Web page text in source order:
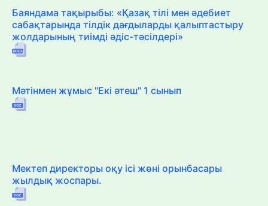
Баяндама тақырыбы: «Қазақ тілі мен әдебиет
сабақтарында тілдік дағдыларды қалыптастыру
жолдарының тиімді әдіс-тәсілдері»
Мәтінмен жұмыс "Екі әтеш" 1 сынып
Мектеп директоры оқу ісі жөні орынбасары
жылдық жоспары.